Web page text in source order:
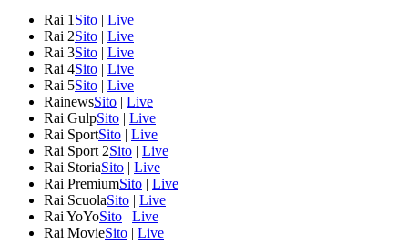
Rai 1 Sito | Live
Rai 2Sito | Live
Rai 3Sito | Live
Rai 4Sito | Live
Rai 5Sito | Live
RainewsSito | Live
Rai GulpSito | Live
Rai SportSito | Live
Rai Sport 2Sito | Live
Rai StoriaSito | Live
Rai PremiumSito | Live
Rai ScuolaSito | Live
Rai YoYoSito | Live
Rai MovieSito | Live